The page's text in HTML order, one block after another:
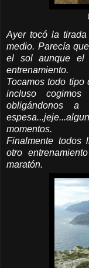
Ayer tocó la
medio. Parecía
el sol aunque el
entrenamiento.
Tocamos todo tipo
incluso
obligándonos a
momentos.
Finalmente todos
otro
maratón.